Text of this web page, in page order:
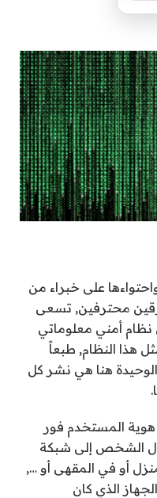
على خبراء من
محترفين, تسعى
نظام أمني معلوماتي
هذا النظام, طبعاً
الوحيدة هنا هي نشر كل
المستخدم فور
الشخص إلى شبكة
أو في المقهى أو …,
الذي كان